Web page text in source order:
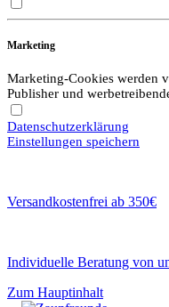
Marketing
Marketing-Cookies werden
Publisher und
Datenschutzerklärung
Einstellungen speichern
Versandkostenfrei ab 350€
Individuelle Beratung von
Zum Hauptinhalt